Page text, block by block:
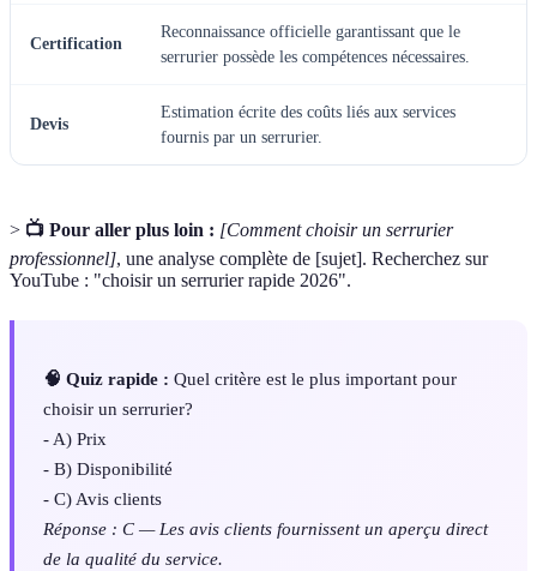
Certification
Reconnaissance officielle garantissant que le
serrurier possède les compétences nécessaires.
Devis
Estimation écrite des coûts liés aux services
fournis par un serrurier.
> 📺 Pour aller plus loin : [Comment choisir un serrurier
professionnel], une analyse complète de [sujet]. Recherchez sur
YouTube : "choisir un serrurier rapide 2026".
🧠 Quiz rapide : Quel critère est le plus important pour
choisir un serrurier?
- A) Prix
- B) Disponibilité
- C) Avis clients
Réponse : C — Les avis clients fournissent un aperçu direct
de la qualité du service.